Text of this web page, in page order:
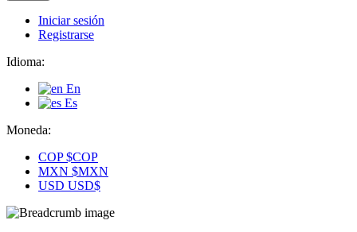
Iniciar sesión
Registrarse
Idioma:
En
Es
Moneda:
COP $COP
MXN $MXN
USD USD$